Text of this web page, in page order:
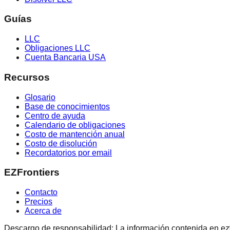
Guías
LLC
Obligaciones LLC
Cuenta Bancaria USA
Recursos
Glosario
Base de conocimientos
Centro de ayuda
Calendario de obligaciones
Costo de mantención anual
Costo de disolución
Recordatorios por email
EZFrontiers
Contacto
Precios
Acerca de
Descargo de responsabilidad: La información contenida en